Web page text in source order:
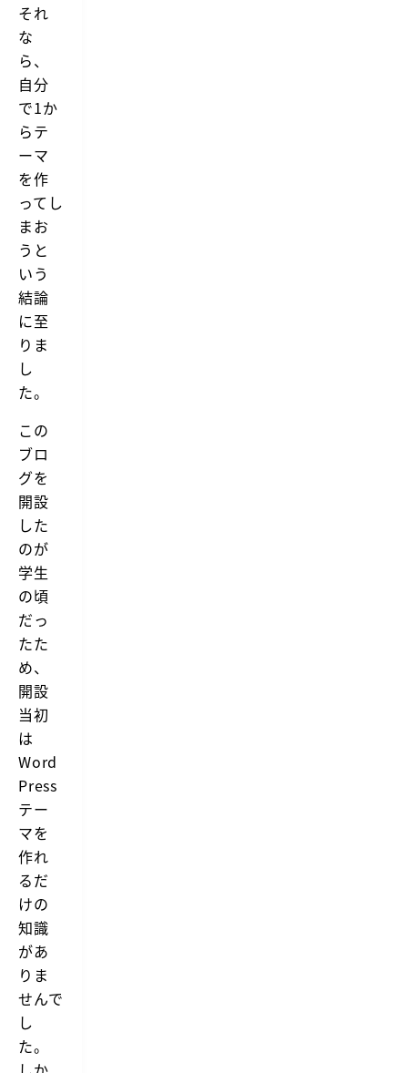
それ
な
ら、
自分
で1か
らテ
ーマ
を作
ってし
まお
うと
いう
結論
に至
りま
し
た。
この
ブロ
グを
開設
した
のが
学生
の頃
だっ
たた
め、
開設
当初
は
Word
Press
テー
マを
作れ
るだ
けの
知識
があ
りま
せんで
し
た。